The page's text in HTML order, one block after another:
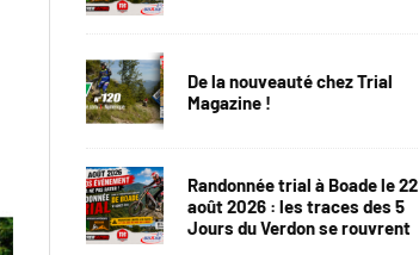
De la nouveauté chez Trial
Magazine !
Randonnée trial à Boade le 22
août 2026 : les traces des 5
Jours du Verdon se rouvrent